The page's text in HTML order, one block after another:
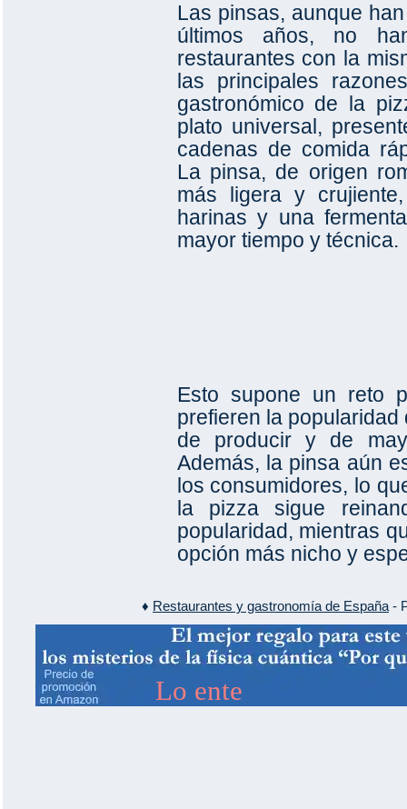
Las pinsas, aunque
últimos años, no
restaurantes con la
las principales
gastronómico de la
plato universal,
cadenas de comida
La pinsa, de origen
más ligera y
harinas y una
mayor tiempo y técnica.
Esto supone un reto
prefieren la
de producir y de
Además, la pinsa aún
los consumidores, lo
la pizza sigue
popularidad, mientras
opción más nicho y
♦ Restaurantes y gastronomía de España -